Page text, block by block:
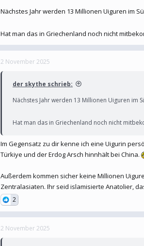
Die Geburtenrate in der Türkei ist 2024
Unsicherheit und ein Wertewandel
Ländliche
"Verhältnismäßig höher ist die Zahl der
Nächstes Jahr werden 13 Millionen Uiguren im
Hat man das in Griechenland noch nicht
2 November 2025
der skythe schrieb:
Nächstes Jahr werden 13 Millionen Uiguren im
Hat man das in Griechenland noch nicht
Im Gegensatz zu dir kenne ich eine Uigurin
Türkiye und der Erdog Arsch hinnhält bei China.
Außerdem kommen sicher keine Millionen
Zentralasiaten. Ihr seid islamisierte Anatolier,
2
2 November 2025